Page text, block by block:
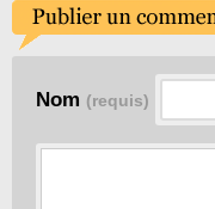
Nom (requis)